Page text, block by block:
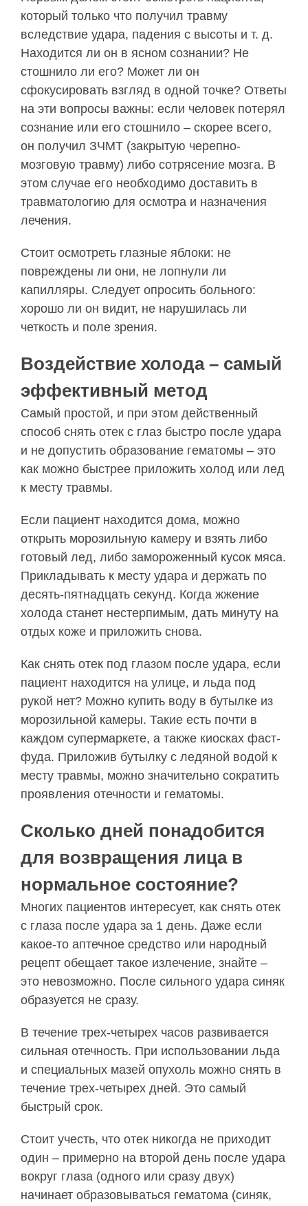
который только что получил травму
вследствие удара, падения с высоты и т. д.
Находится ли он в ясном сознании? Не
стошнило ли его? Может ли он
сфокусировать взгляд в одной точке? Ответы
на эти вопросы важны: если человек потерял
сознание или его стошнило – скорее всего,
он получил ЗЧМТ (закрытую черепно-
мозговую травму) либо сотрясение мозга. В
этом случае его необходимо доставить в
травматологию для осмотра и назначения
лечения.
Стоит осмотреть глазные яблоки: не
повреждены ли они, не лопнули ли
капилляры. Следует опросить больного:
хорошо ли он видит, не нарушилась ли
четкость и поле зрения.
Воздействие холода – самый
эффективный метод
Самый простой, и при этом действенный
способ снять отек с глаз быстро после удара
и не допустить образование гематомы – это
как можно быстрее приложить холод или лед
к месту травмы.
Если пациент находится дома, можно
открыть морозильную камеру и взять либо
готовый лед, либо замороженный кусок мяса.
Прикладывать к месту удара и держать по
десять-пятнадцать секунд. Когда жжение
холода станет нестерпимым, дать минуту на
отдых коже и приложить снова.
Как снять отек под глазом после удара, если
пациент находится на улице, и льда под
рукой нет? Можно купить воду в бутылке из
морозильной камеры. Такие есть почти в
каждом супермаркете, а также киосках фаст-
фуда. Приложив бутылку с ледяной водой к
месту травмы, можно значительно сократить
проявления отечности и гематомы.
Сколько дней понадобится
для возвращения лица в
нормальное состояние?
Многих пациентов интересует, как снять отек
с глаза после удара за 1 день. Даже если
какое-то аптечное средство или народный
рецепт обещает такое излечение, знайте –
это невозможно. После сильного удара синяк
образуется не сразу.
В течение трех-четырех часов развивается
сильная отечность. При использовании льда
и специальных мазей опухоль можно снять в
течение трех-четырех дней. Это самый
быстрый срок.
Стоит учесть, что отек никогда не приходит
один – примерно на второй день после удара
вокруг глаза (одного или сразу двух)
начинает образовываться гематома (синяк,